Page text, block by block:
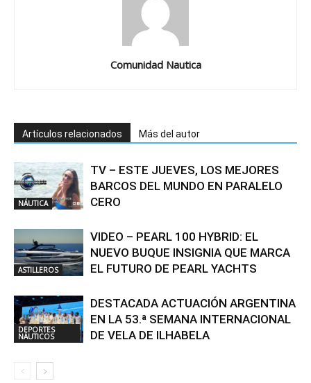
Comunidad Nautica
Artículos relacionados Más del autor
NÁUTICA
TV – ESTE JUEVES, LOS MEJORES
BARCOS DEL MUNDO EN PARALELO
CERO
ASTILLEROS
VIDEO – PEARL 100 HYBRID: EL
NUEVO BUQUE INSIGNIA QUE MARCA
EL FUTURO DE PEARL YACHTS
DEPORTES
NÁUTICOS
DESTACADA ACTUACIÓN ARGENTINA
EN LA 53.ª SEMANA INTERNACIONAL
DE VELA DE ILHABELA